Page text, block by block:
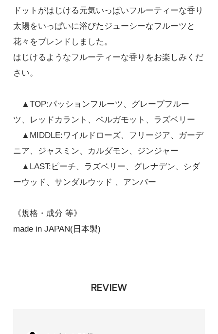
ドットがはじける元気いっぱいフルーティーな香り
太陽をいっぱいに浴びたジューシーなフルーツと
花々をブレンドしました。
はじけるようなフルーティーな香りをお楽しみくだ
さい。
▲TOP:パッションフルーツ、グレープフルー
ツ、レッドカラント、ベルガモット、ラズベリー
▲MIDDLE:ワイルドローズ、フリージア、ガーデ
ニア、ジャスミン、カルダモン、ジンジャー
▲LAST:ピーチ、ラズベリー、グレナデン、シダ
ーウッド、サンダルウッド 、アンバー
《規格・成分 等》
made in JAPAN(日本製)
REVIEW